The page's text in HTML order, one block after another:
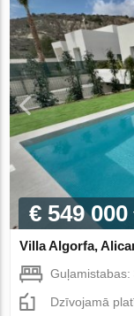
€ 549 000
Villa Algorfa,
Guļamistabas:
Dzīvojamā